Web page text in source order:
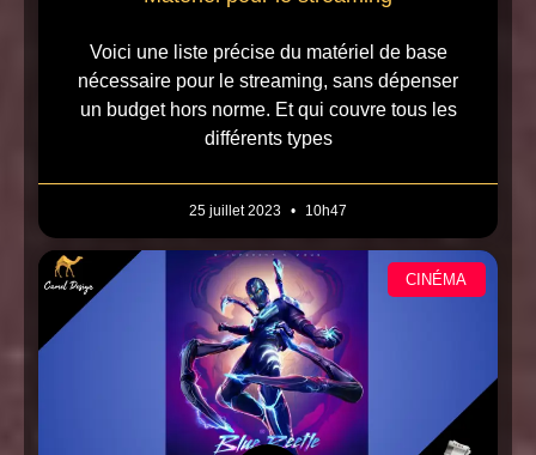
Voici une liste précise du matériel de base
nécessaire pour le streaming, sans dépenser
un budget hors norme. Et qui couvre tous les
différents types
25 juillet 2023 10h47
CINÉMA